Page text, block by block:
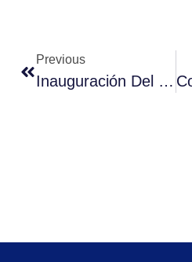
Previous
Inauguración Del \»Oratorio Universal\» En La Universidad Miguel De Cervantes